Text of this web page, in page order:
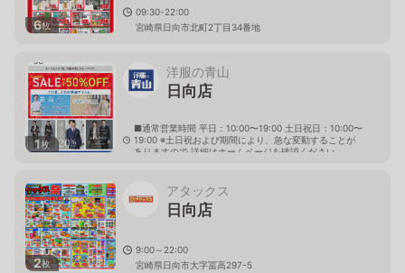
6枚
09:30-22:00
宮崎県日向市北町2丁目34番地
1枚
洋服の青山
日向店
■通常営業時間 平日：10:00〜19:00 土日祝日：10:00〜
19:00 ※土日祝および期間により、急な変動することが
ありますので 詳細はホームページを確認ください
2枚
アタックス
日向店
9:00～22:00
宮崎県日向市大字冨高297-5